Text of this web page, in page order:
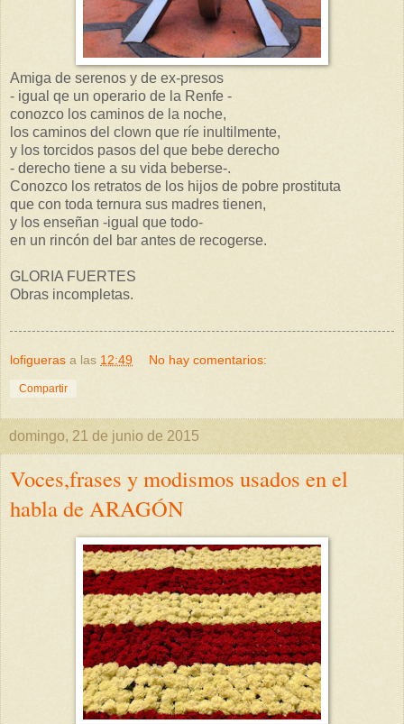
Amiga de serenos y de ex-presos
- igual qe un operario de la Renfe -
conozco los caminos de la noche,
los caminos del clown que ríe inultilmente,
y los torcidos pasos del que bebe derecho
- derecho tiene a su vida beberse-.
Conozco los retratos de los hijos de pobre prostituta
que con toda ternura sus madres tienen,
y los enseñan -igual que todo-
en un rincón del bar antes de recogerse.
GLORIA FUERTES
Obras incompletas.
lofigueras a las 12:49 No hay comentarios:
Compartir
domingo, 21 de junio de 2015
Voces,frases y modismos usados en el
habla de ARAGÓN